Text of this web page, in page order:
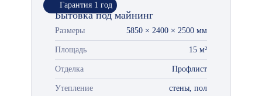
Гарантия 1 год
Бытовка под майнинг
Размеры 5850 × 2400 × 2500 мм
Площадь 15 м²
Отделка Профлист
Утепление стены, пол